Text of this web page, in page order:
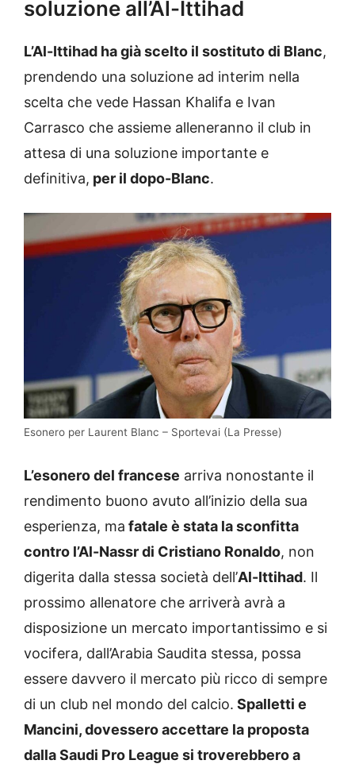
soluzione all’Al-Ittihad
L’Al-Ittihad ha già scelto il sostituto di Blanc,
prendendo una soluzione ad interim nella
scelta che vede Hassan Khalifa e Ivan
Carrasco che assieme alleneranno il club in
attesa di una soluzione importante e
definitiva, per il dopo-Blanc.
Esonero per Laurent Blanc – Sportevai (La Presse)
L’esonero del francese arriva nonostante il
rendimento buono avuto all’inizio della sua
esperienza, ma fatale è stata la sconfitta
contro l’Al-Nassr di Cristiano Ronaldo, non
digerita dalla stessa società dell’Al-Ittihad. Il
prossimo allenatore che arriverà avrà a
disposizione un mercato importantissimo e si
vocifera, dall’Arabia Saudita stessa, possa
essere davvero il mercato più ricco di sempre
di un club nel mondo del calcio. Spalletti e
Mancini, dovessero accettare la proposta
dalla Saudi Pro League si troverebbero a